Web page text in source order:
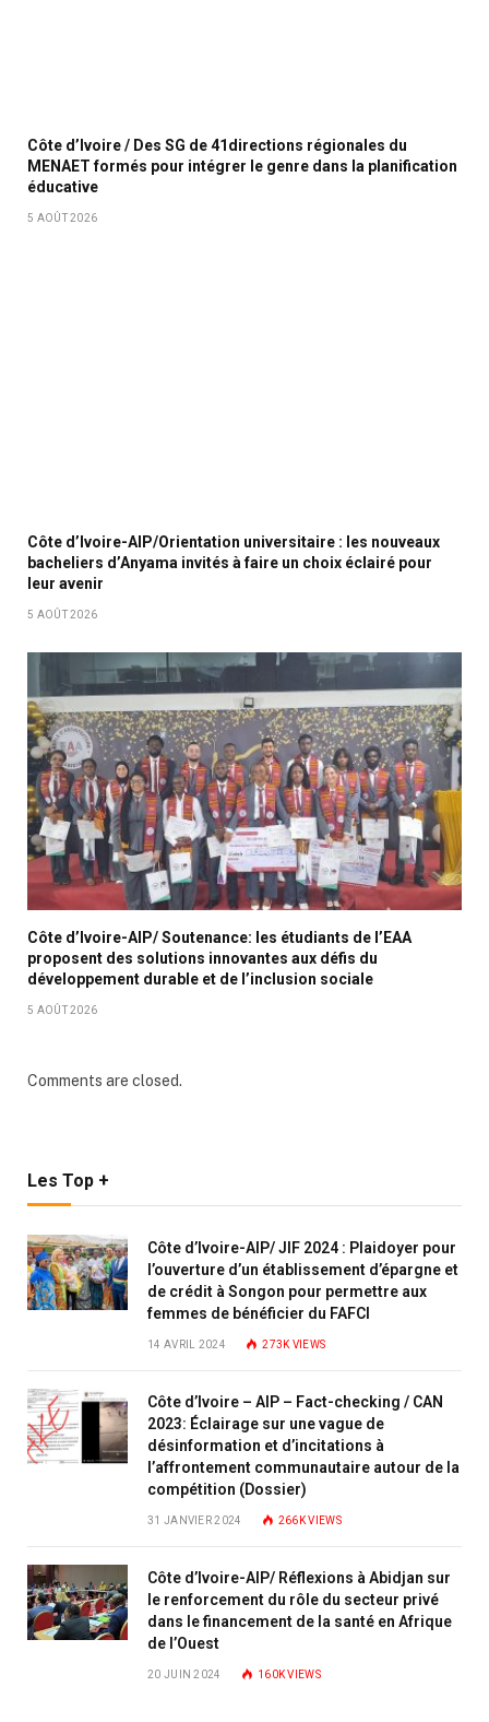
Côte d’Ivoire / Des SG de 41directions régionales du
MENAET formés pour intégrer le genre dans la planification
éducative
5 AOÛT 2026
Côte d’Ivoire-AIP/Orientation universitaire : les nouveaux
bacheliers d’Anyama invités à faire un choix éclairé pour
leur avenir
5 AOÛT 2026
Côte d’Ivoire-AIP/ Soutenance: les étudiants de l’EAA
proposent des solutions innovantes aux défis du
développement durable et de l’inclusion sociale
5 AOÛT 2026
Comments are closed.
Les Top +
Côte d’Ivoire-AIP/ JIF 2024 : Plaidoyer pour
l’ouverture d’un établissement d’épargne et
de crédit à Songon pour permettre aux
femmes de bénéficier du FAFCI
14 AVRIL 2024 273KVIEWS
Côte d’Ivoire – AIP – Fact-checking / CAN
2023: Éclairage sur une vague de
désinformation et d’incitations à
l’affrontement communautaire autour de la
compétition (Dossier)
31 JANVIER 2024 266KVIEWS
Côte d’Ivoire-AIP/ Réflexions à Abidjan sur
le renforcement du rôle du secteur privé
dans le financement de la santé en Afrique
de l’Ouest
20 JUIN 2024 160KVIEWS